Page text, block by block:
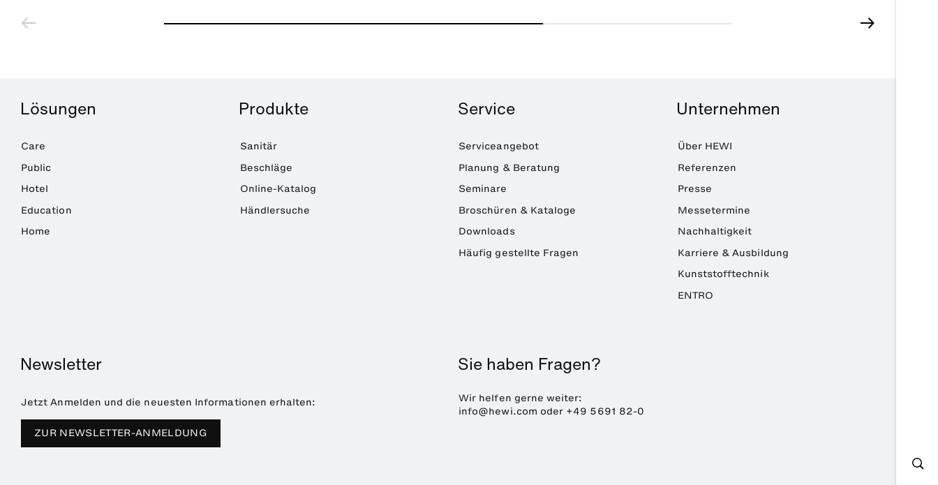
Lösungen
Care
Public
Hotel
Education
Home
Produkte
Sanitär
Beschläge
Online-Katalog
Händlersuche
Service
Serviceangebot
Planung & Beratung
Seminare
Broschüren & Kataloge
Downloads
Häufig gestellte Fragen
Unternehmen
Über HEWI
Referenzen
Presse
Messetermine
Nachhaltigkeit
Karriere & Ausbildung
Kunststofftechnik
ENTRO
Newsletter
Jetzt Anmelden und die neuesten Informationen erhalten:
ZUR NEWSLETTER-ANMELDUNG
Sie haben Fragen?
Wir helfen gerne weiter:
info@hewi.com oder +49 5691 82-0